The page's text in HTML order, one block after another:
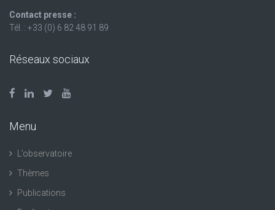
Contact presse :
Tél. : +33 (0) 6 82 48 91 89
Réseaux sociaux
Menu
L’observatoire
Thèmes
Publications